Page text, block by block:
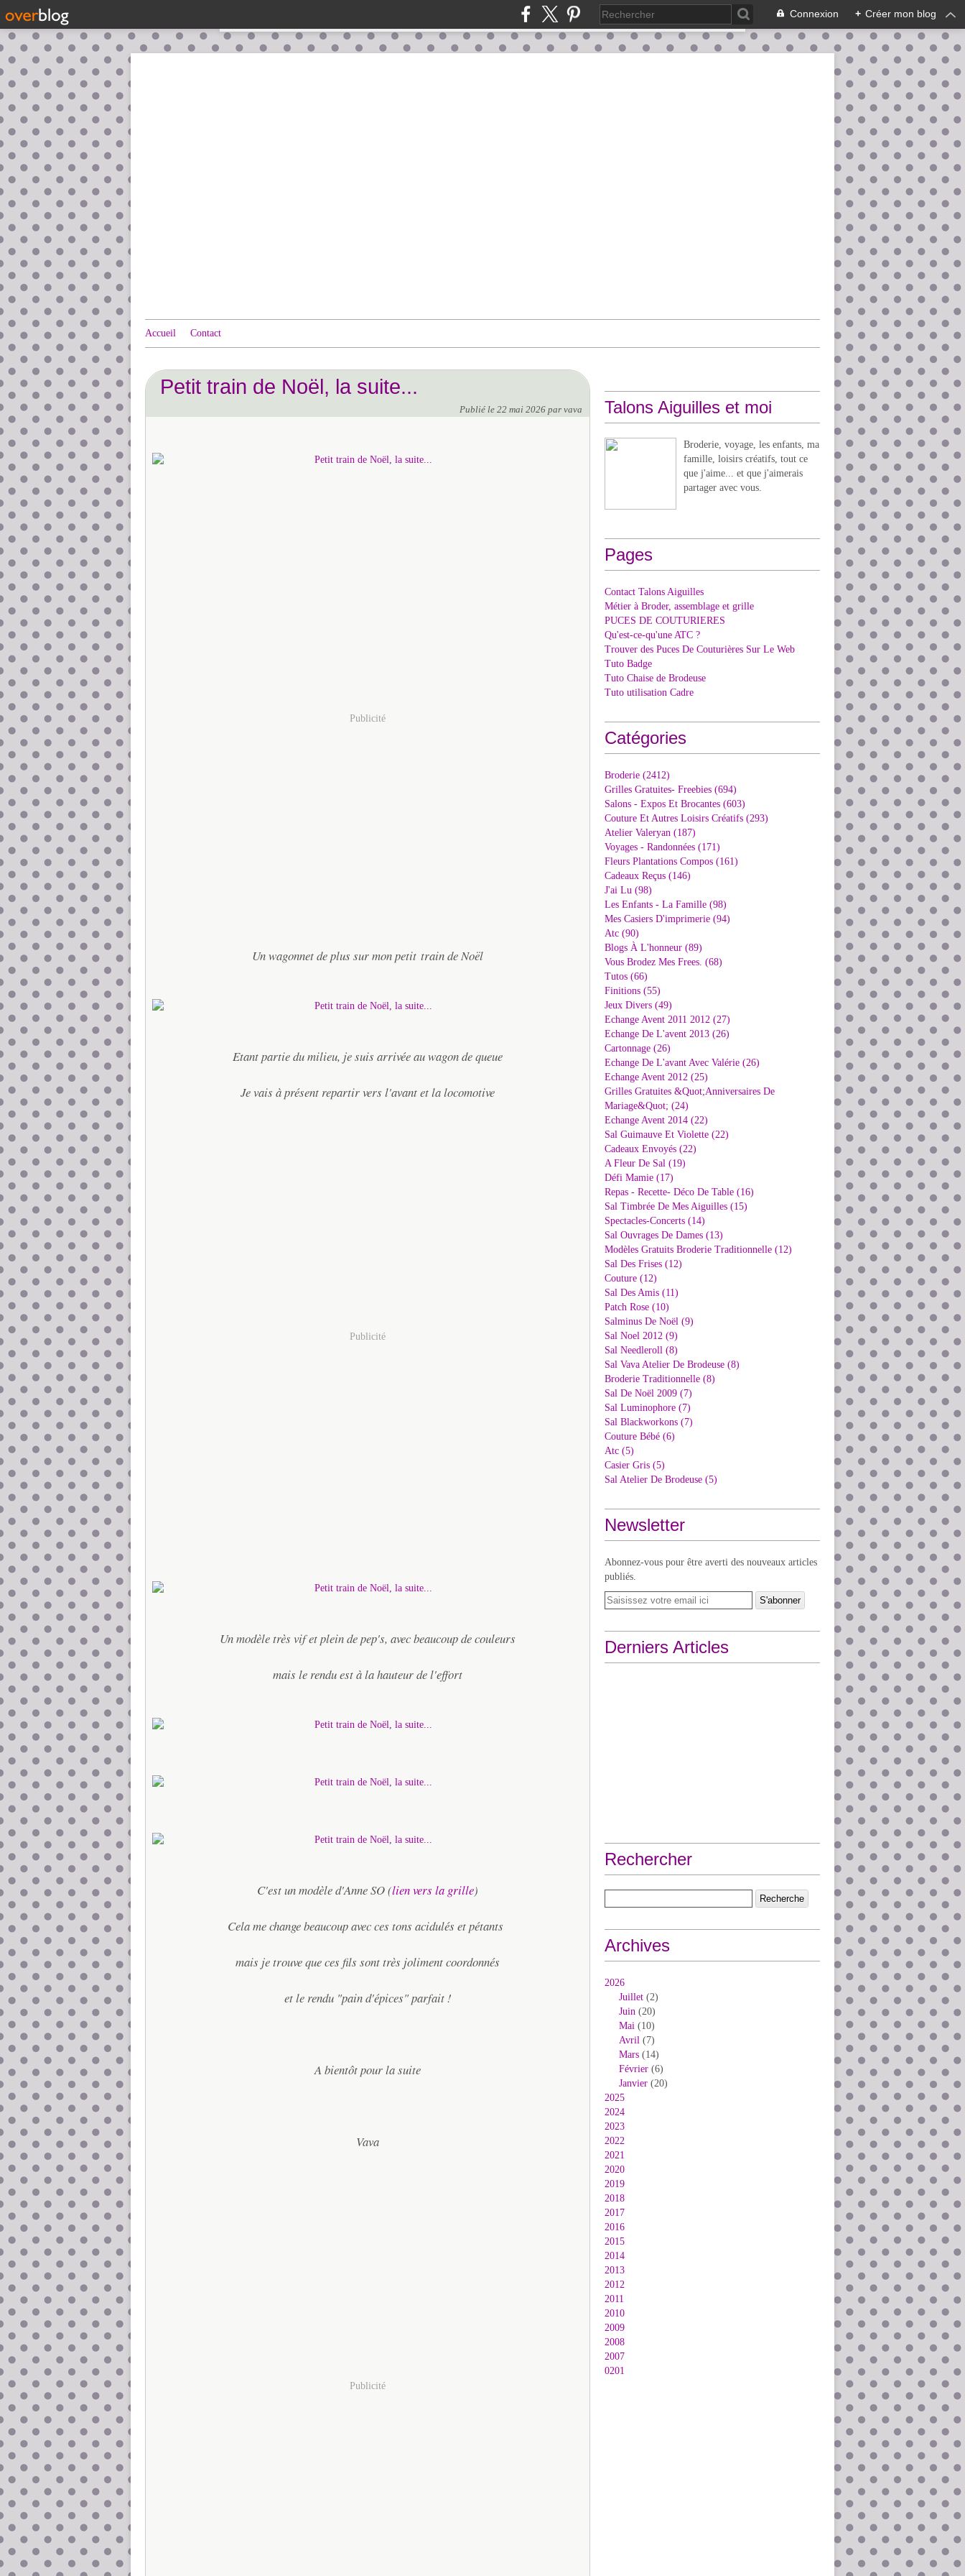
Connexion + Créer mon blog
Accueil Contact
Petit train de Noël, la suite...
Publié le 22 mai 2026 par vava
Publicité
Un wagonnet de plus sur mon petit train de Noël
Etant partie du milieu, je suis arrivée au wagon de queue
Je vais à présent repartir vers l'avant et la locomotive
Publicité
Un modèle très vif et plein de pep's, avec beaucoup de couleurs
mais le rendu est à la hauteur de l'effort
C'est un modèle d'Anne SO (lien vers la grille)
Cela me change beaucoup avec ces tons acidulés et pétants
mais je trouve que ces fils sont très joliment coordonnés
et le rendu "pain d'épices" parfait !
A bientôt pour la suite
Vava
Publicité
Talons Aiguilles et moi
Broderie, voyage, les enfants, ma
famille, loisirs créatifs, tout ce
que j'aime... et que j'aimerais
partager avec vous.
Pages
Contact Talons Aiguilles
Métier à Broder, assemblage et grille
PUCES DE COUTURIERES
Qu'est-ce-qu'une ATC ?
Trouver des Puces De Couturières Sur Le Web
Tuto Badge
Tuto Chaise de Brodeuse
Tuto utilisation Cadre
Catégories
Broderie (2412)
Grilles Gratuites- Freebies (694)
Salons - Expos Et Brocantes (603)
Couture Et Autres Loisirs Créatifs (293)
Atelier Valeryan (187)
Voyages - Randonnées (171)
Fleurs Plantations Compos (161)
Cadeaux Reçus (146)
J'ai Lu (98)
Les Enfants - La Famille (98)
Mes Casiers D'imprimerie (94)
Atc (90)
Blogs À L'honneur (89)
Vous Brodez Mes Frees. (68)
Tutos (66)
Finitions (55)
Jeux Divers (49)
Echange Avent 2011 2012 (27)
Echange De L'avent 2013 (26)
Cartonnage (26)
Echange De L'avant Avec Valérie (26)
Echange Avent 2012 (25)
Grilles Gratuites &Quot;Anniversaires De
Mariage&Quot; (24)
Echange Avent 2014 (22)
Sal Guimauve Et Violette (22)
Cadeaux Envoyés (22)
A Fleur De Sal (19)
Défi Mamie (17)
Repas - Recette- Déco De Table (16)
Sal Timbrée De Mes Aiguilles (15)
Spectacles-Concerts (14)
Sal Ouvrages De Dames (13)
Modèles Gratuits Broderie Traditionnelle (12)
Sal Des Frises (12)
Couture (12)
Sal Des Amis (11)
Patch Rose (10)
Salminus De Noël (9)
Sal Noel 2012 (9)
Sal Needleroll (8)
Sal Vava Atelier De Brodeuse (8)
Broderie Traditionnelle (8)
Sal De Noël 2009 (7)
Sal Luminophore (7)
Sal Blackworkons (7)
Couture Bébé (6)
Atc (5)
Casier Gris (5)
Sal Atelier De Brodeuse (5)
Newsletter
Abonnez-vous pour être averti des nouveaux articles
publiés.
Derniers Articles
Rechercher
Archives
2026
Juillet (2)
Juin (20)
Mai (10)
Avril (7)
Mars (14)
Février (6)
Janvier (20)
2025
2024
2023
2022
2021
2020
2019
2018
2017
2016
2015
2014
2013
2012
2011
2010
2009
2008
2007
0201